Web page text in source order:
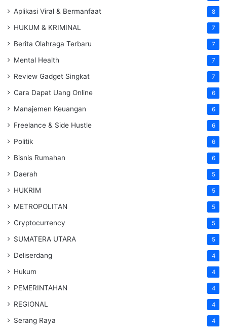
Aplikasi Viral & Bermanfaat 8
HUKUM & KRIMINAL 7
Berita Olahraga Terbaru 7
Mental Health 7
Review Gadget Singkat 7
Cara Dapat Uang Online 6
Manajemen Keuangan 6
Freelance & Side Hustle 6
Politik 6
Bisnis Rumahan 6
Daerah 5
HUKRIM 5
METROPOLITAN 5
Cryptocurrency 5
SUMATERA UTARA 5
Deliserdang 4
Hukum 4
PEMERINTAHAN 4
REGIONAL 4
Serang Raya 4